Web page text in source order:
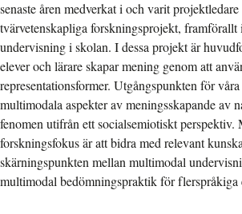
senaste åren medverkat i och varit
tvärvetenskapliga forskningsprojekt, framförallt
undervisning i skolan. I dessa projekt är
elever och lärare skapar mening genom att
representationsformer. Utgångspunkten för
multimodala aspekter av meningsskapande av
fenomen utifrån ett socialsemiotiskt perspektiv.
forskningsfokus är att bidra med relevant
skärningspunkten mellan multimodal
multimodal bedömningspraktik för flerspråkiga